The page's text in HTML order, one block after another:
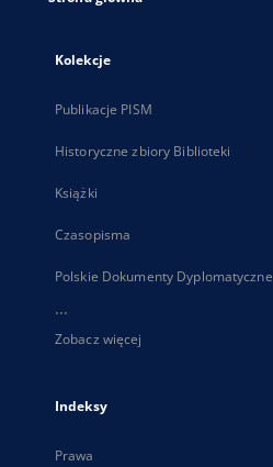
Kolekcje
Publikacje PISM
Historyczne zbiory Biblioteki
Książki
Czasopisma
Polskie Dokumenty Dyplomatyczne
...
Zobacz więcej
Indeksy
Prawa